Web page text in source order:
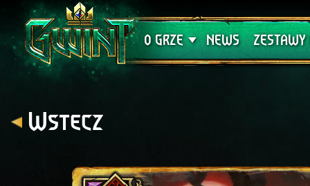
O GRZE
Wsparcie techniczne
NEWS ZESTAWY
Krwawa
Wstecz